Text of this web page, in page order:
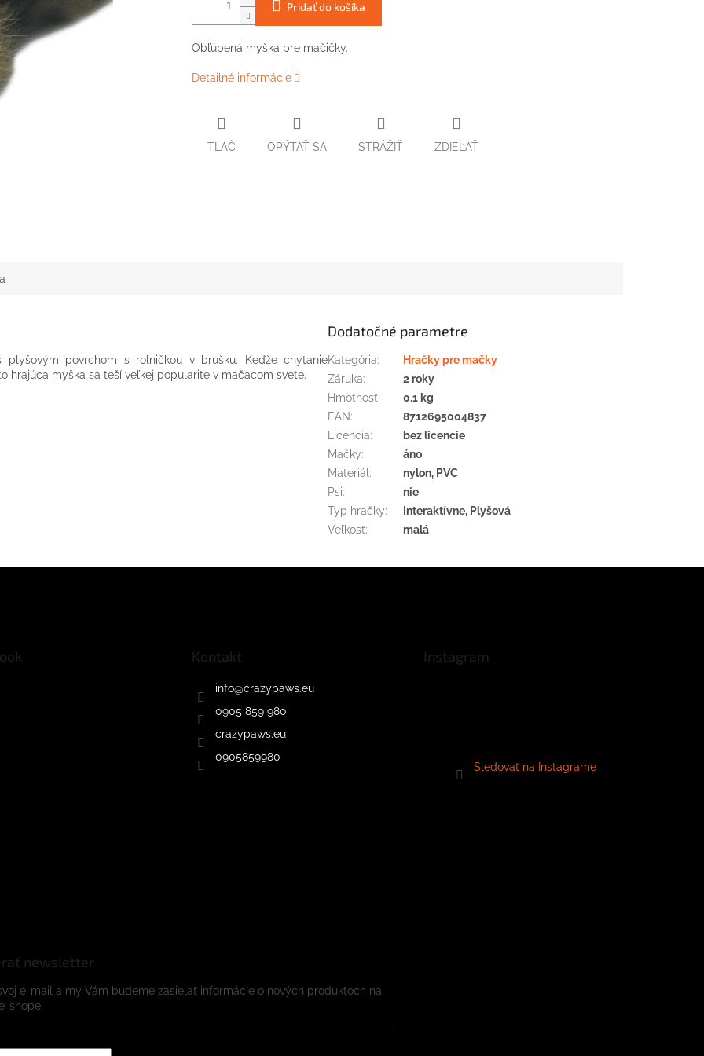
Pridať do košíka
Obľúbená myška pre mačičky.
Detailné informácie
TLAČ OPÝTAŤ SA STRÁŽIŤ ZDIEĽAŤ
povrchom s rolničkou v brušku. Keďže chytanie
hrajúca myška sa teší veľkej popularite v mačacom svete.
Dodatočné parametre
Kategória:
Hračky pre mačky
Záruka:
2 roky
Hmotnosť:
0.1 kg
EAN:
8712695004837
Licencia:
bez licencie
Mačky:
áno
Materiál :
nylon, PVC
Psi:
nie
Typ hračky:
Interaktívne, Plyšová
Veľkosť: malá
Kontakt
info@crazypaws.eu
0905 859 980
crazypaws.eu
0905859980
Instagram
Sledovať na Instagrame
newsletter
e-mail a my Vám budeme zasielať informácie o nových produktoch na
shope.